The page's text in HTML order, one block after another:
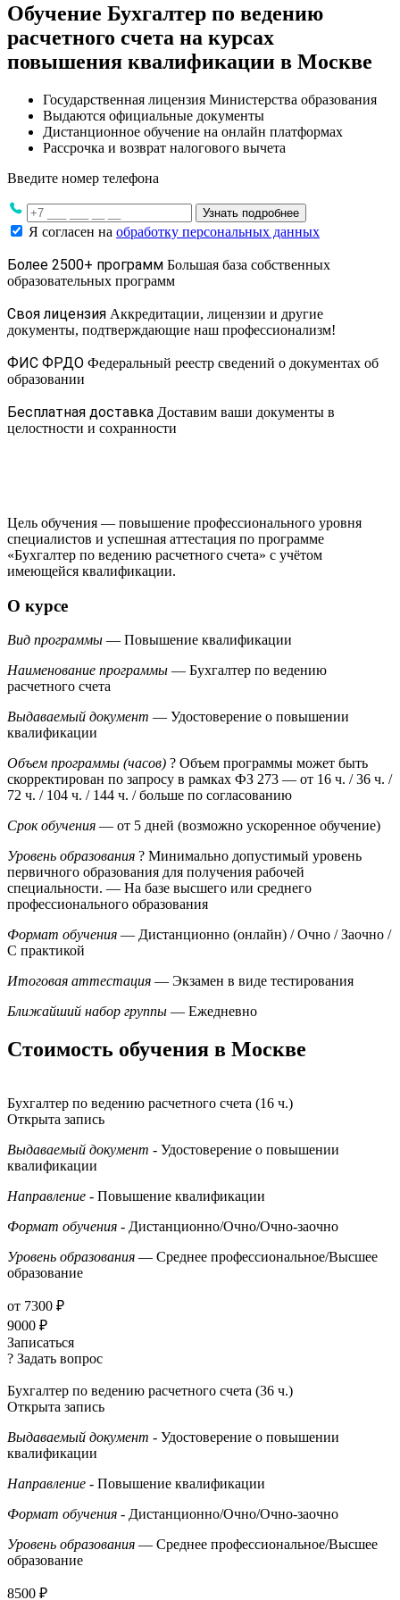
Обучение Бухгалтер по ведению
расчетного счета на курсах
повышения квалификации в Москве
Государственная лицензия Министерства образования
Выдаются официальные документы
Дистанционное обучение на онлайн платформах
Рассрочка и возврат налогового вычета
Введите номер телефона
Узнать подробнее
Я согласен на обработку персональных данных
Более 2500+ программ Большая база собственных
образовательных программ
Своя лицензия Аккредитации, лицензии и другие
документы, подтверждающие наш профессионализм!
ФИС ФРДО Федеральный реестр сведений о документах об
образовании
Бесплатная доставка Доставим ваши документы в
целостности и сохранности
Цель обучения — повышение профессионального уровня
специалистов и успешная аттестация по программе
«Бухгалтер по ведению расчетного счета» с учётом
имеющейся квалификации.
О курсе
Вид программы — Повышение квалификации
Наименование программы — Бухгалтер по ведению
расчетного счета
Выдаваемый документ — Удостоверение о повышении
квалификации
Объем программы (часов) ? Объем программы может быть
скорректирован по запросу в рамках ФЗ 273 — от 16 ч. / 36 ч. /
72 ч. / 104 ч. / 144 ч. / больше по согласованию
Срок обучения — от 5 дней (возможно ускоренное обучение)
Уровень образования ? Минимально допустимый уровень
первичного образования для получения рабочей
специальности. — На базе высшего или среднего
профессионального образования
Формат обучения — Дистанционно (онлайн) / Очно / Заочно /
С практикой
Итоговая аттестация — Экзамен в виде тестирования
Ближайший набор группы — Ежедневно
Стоимость обучения в Москве
Бухгалтер по ведению расчетного счета (16 ч.)
Открыта запись
Выдаваемый документ - Удостоверение о повышении
квалификации
Направление - Повышение квалификации
Формат обучения - Дистанционно/Очно/Очно-заочно
Уровень образования — Среднее профессиональное/Высшее
образование
от 7300 ₽
9000 ₽
Записаться
? Задать вопрос
Бухгалтер по ведению расчетного счета (36 ч.)
Открыта запись
Выдаваемый документ - Удостоверение о повышении
квалификации
Направление - Повышение квалификации
Формат обучения - Дистанционно/Очно/Очно-заочно
Уровень образования — Среднее профессиональное/Высшее
образование
8500 ₽